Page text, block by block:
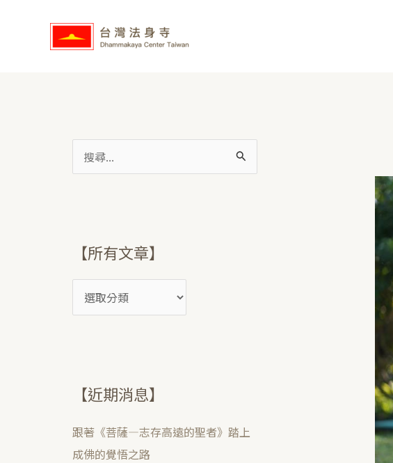
字【所有文章】
所
有
【近期消息】
跟著《菩薩—志存高遠的聖者》踏上
成佛的覺悟之路